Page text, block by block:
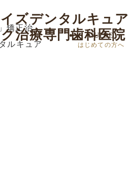
ズデンタルキュ
治療専門歯科医院
GUIDE
はじめての方へ